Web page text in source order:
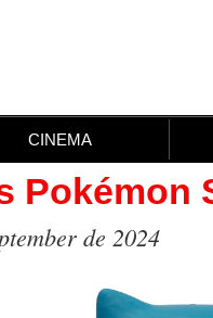
CINEMA
Pokémon
de 2024